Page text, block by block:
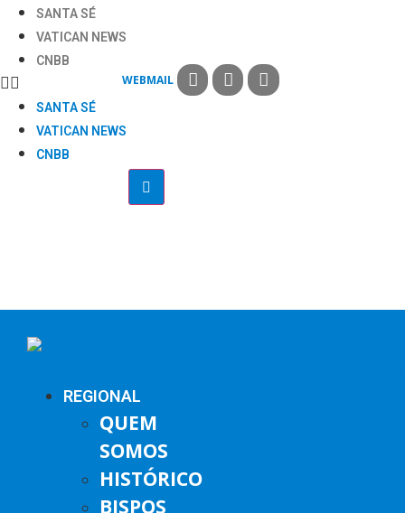
SANTA SÉ
VATICAN NEWS
CNBB
SANTA SÉ
VATICAN NEWS
CNBB
WEBMAIL
REGIONAL
QUEM
SOMOS
HISTÓRICO
BISPOS